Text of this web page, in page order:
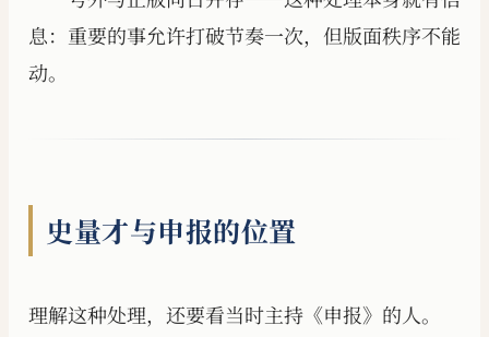
息：重要的事允许打破节奏一次，但版面秩序不能
动。
史量才与申报的位置
理解这种处理，还要看当时主持《申报》的人。